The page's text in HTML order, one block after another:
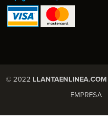
© 2022 LLANTAENLINEA.COM
EMPRESA